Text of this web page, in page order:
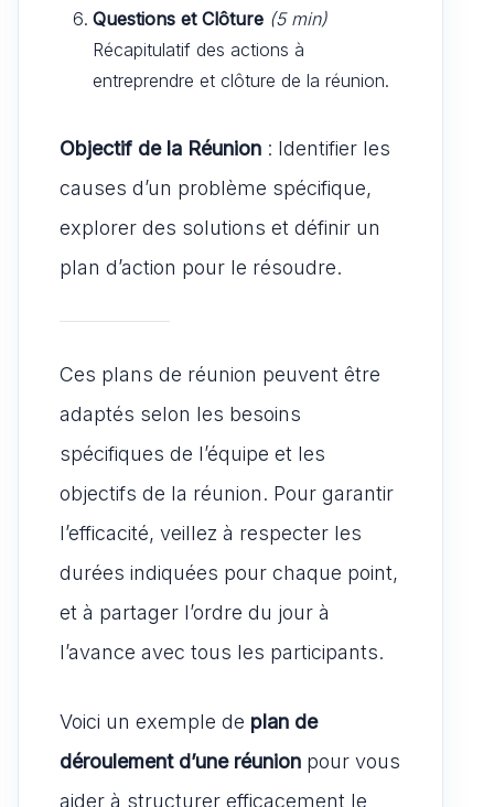
Questions et Clôture (5 min)
Récapitulatif des actions à
entreprendre et clôture de la réunion.
Objectif de la Réunion : Identifier les
causes d’un problème spécifique,
explorer des solutions et définir un
plan d’action pour le résoudre.
Ces plans de réunion peuvent être
adaptés selon les besoins
spécifiques de l’équipe et les
objectifs de la réunion. Pour garantir
l’efficacité, veillez à respecter les
durées indiquées pour chaque point,
et à partager l’ordre du jour à
l’avance avec tous les participants.
Voici un exemple de plan de
déroulement d’une réunion pour vous
aider à structurer efficacement le